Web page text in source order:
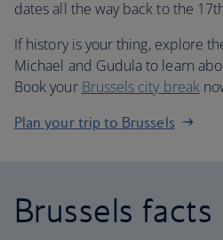
dates all the way back to the
If history is your thing, explore
Michael and Gudula to learn
Book your Brussels city break
Plan your trip to Brussels
Brussels facts